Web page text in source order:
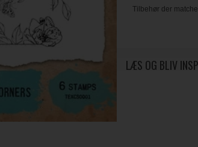
Tilbehør der
LÆS OG BLIV